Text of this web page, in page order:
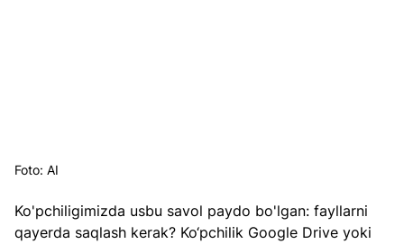
Foto: AI
Ko'pchiligimizda usbu savol paydo bo'lgan: fayllarni
qayerda saqlash kerak? Ko‘pchilik Google Drive yoki